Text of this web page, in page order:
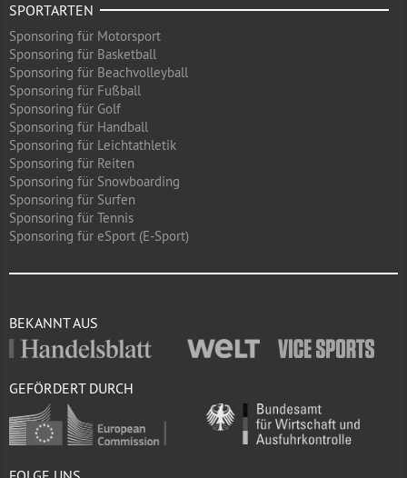
SPORTARTEN
Sponsoring für Motorsport
Sponsoring für Basketball
Sponsoring für Beachvolleyball
Sponsoring für Fußball
Sponsoring für Golf
Sponsoring für Handball
Sponsoring für Leichtathletik
Sponsoring für Reiten
Sponsoring für Snowboarding
Sponsoring für Surfen
Sponsoring für Tennis
Sponsoring für eSport (E-Sport)
BEKANNT AUS
GEFÖRDERT DURCH